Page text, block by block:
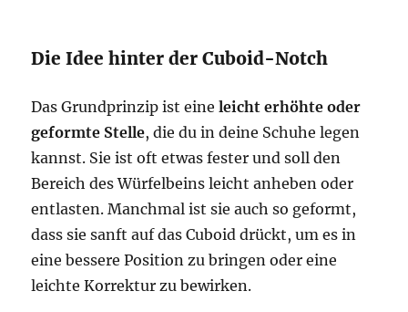
Die Idee hinter der Cuboid-Notch
Das Grundprinzip ist eineleicht erhöhte oder
geformte Stelle, die du in deine Schuhe legen
kannst. Sie ist oft etwas fester und soll den
Bereich des Würfelbeins leicht anheben oder
entlasten. Manchmal ist sie auch so geformt,
dass sie sanft auf das Cuboid drückt, um es in
eine bessere Position zu bringen oder eine
leichte Korrektur zu bewirken.